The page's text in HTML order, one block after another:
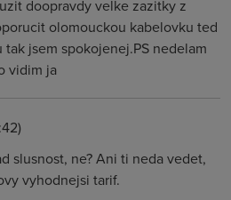
doopravdy velke zazitky z
olomouckou kabelovku ted
jsem spokojenej.PS nedelam
vidim ja
slusnost, ne? Ani ti neda vedet,
vyhodnejsi tarif.